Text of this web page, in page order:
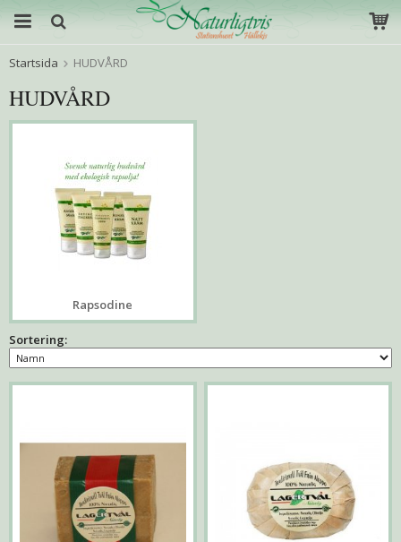
Startsida HUDVÅRD
HUDVÅRD
Rapsodine
Sortering: